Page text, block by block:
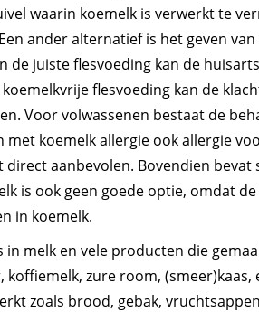
waarin koemelk is verwerkt te
ander alternatief is het geven van
de juiste flesvoeding kan de
flesvoeding kan de
Voor volwassenen bestaat de
koemelk allergie ook allergie
aanbevolen. Bovendien bevat
is ook geen goede optie, omdat
in koemelk.
melk en vele producten die
zure room, (smeer)kaas,
zoals brood, gebak,